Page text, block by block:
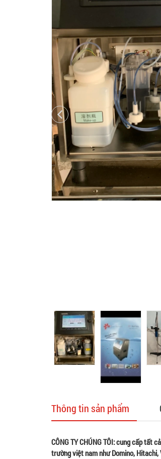
Thông tin sản phẩm
CÔNG TY CHÚNG TÔI: cung cấp tất
trường việt nam như Domino,